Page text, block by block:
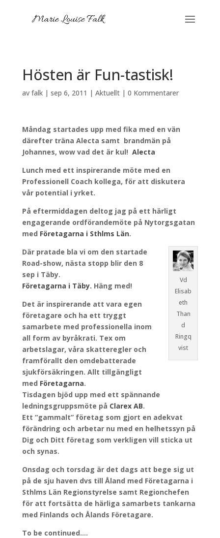
Hösten är Fun-tastisk!
av falk| sep 6, 2011 | Aktuellt| 0 Kommentarer
Måndag startades upp med fika med en vän
därefter träna Alecta samt brandmän på
Johannes, wow vad det är kul! Alecta
Lunch med ett inspirerande möte med en
Professionell Coach kollega, för att diskutera
vår potential i yrket.
På eftermiddagen deltog jag på ett härligt
engagerande ordförandemöte på Nytorgsgatan
med Företagarna i Sthlms Län.
Vd
Elisab
eth
Than
d
Ringq
vist
Där pratade bla vi om den startade
Road-show, nästa stopp blir den 8
sep i Täby.
Företagarna i Täby. Häng med!
Det är inspirerande att vara egen
företagare och ha ett tryggt
samarbete med professionella inom
all form av byråkrati. Tex om
arbetslagar, våra skatteregler och
framförallt den omdebatterade
sjukförsäkringen. Allt tillgängligt
med Företagarna.
Tisdagen bjöd upp med ett spännande
ledningsgruppsmöte på Clarex AB.
Ett “gammalt” företag som gjort en adekvat
förändring och arbetar nu med en helhetssyn på
Dig och Ditt företag som verkligen vill sticka ut
och synas.
Onsdag och torsdag är det dags att bege sig ut
på de sju haven dvs till Åland med Företagarna i
Sthlms Län Regionstyrelse samt Regionchefen
för att fortsätta de härliga samarbets tankarna
med Finlands och Ålands Företagare.
To be continued….